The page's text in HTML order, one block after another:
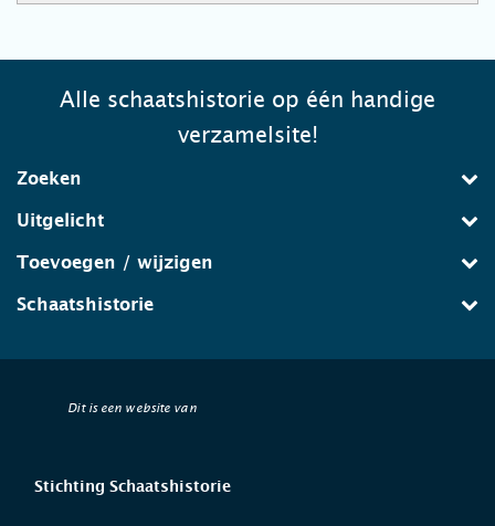
Alle schaatshistorie op één handige
verzamelsite!
Zoeken
Uitgelicht
Toevoegen / wijzigen
Schaatshistorie
Dit is een website van
Stichting Schaatshistorie